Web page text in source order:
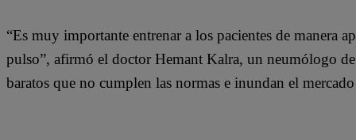
“Es muy importante entrenar a los pacientes de manera
pulso”, afirmó el doctor Hemant Kalra, un neumólogo
baratos que no cumplen las normas e inundan el